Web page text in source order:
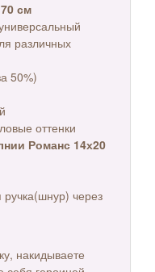
см
различных
50%)
оттенки
Романс 14х20
через
накидываете